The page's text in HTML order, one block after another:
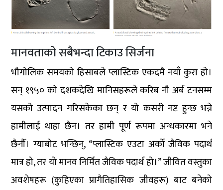
मानवताको सबैभन्दा टिकाउ सिर्जना
भौगोलिक समयको हिसाबले प्लास्टिक एकदमै नयाँ कुरा हो।
सन् १९५० को दशकदेखि मानिसहरूले करिब नौ अर्ब टनसम्म
यसको उत्पादन गरिसकेका छन् र यो कसरी नष्ट हुन्छ भन्ने
हामीलाई थाहा छैन। तर हामी पूर्ण रूपमा अन्धकारमा भने
छैनौँ। ग्याबोट भन्छिन्, “प्लास्टिक एउटा अर्को जैविक पदार्थ
मात्र हो, तर यो मानव निर्मित जैविक पदार्थ हो।” जीवित वस्तुका
अवशेषहरू (कुहिएका प्रागैतिहासिक जीवहरू) बाट बनेको